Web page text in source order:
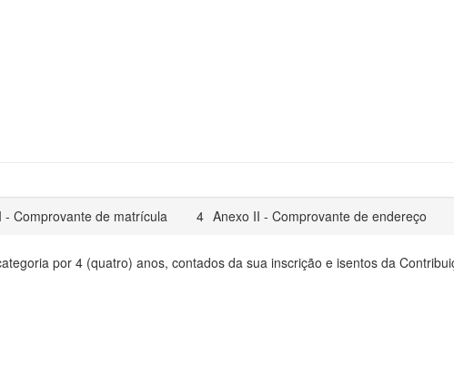
- Comprovante de matrícula 4 Anexo II - Comprovante de endereço
por 4 (quatro) anos, contados da sua inscrição e isentos da